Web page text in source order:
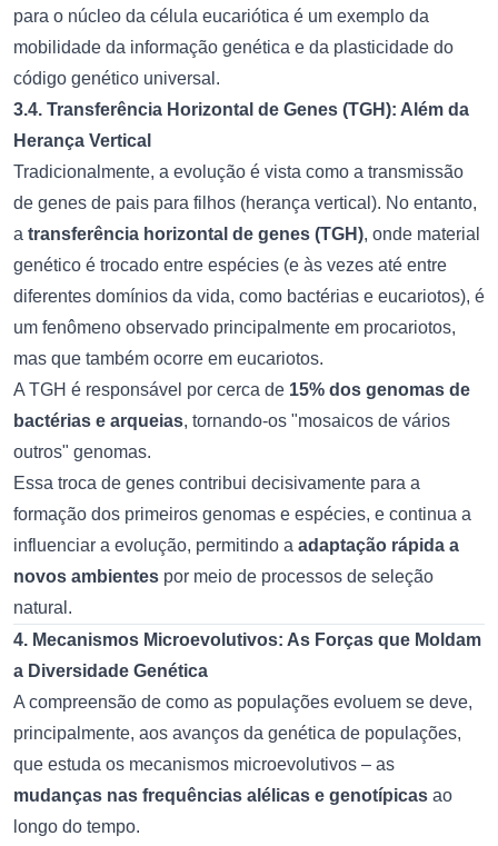
para o núcleo da célula eucariótica é um exemplo da
mobilidade da informação genética e da plasticidade do
código genético universal.
3.4. Transferência Horizontal de Genes (TGH): Além da
Herança Vertical
Tradicionalmente, a evolução é vista como a transmissão
de genes de pais para filhos (herança vertical). No entanto,
a transferência horizontal de genes (TGH), onde material
genético é trocado entre espécies (e às vezes até entre
diferentes domínios da vida, como bactérias e eucariotos), é
um fenômeno observado principalmente em procariotos,
mas que também ocorre em eucariotos.
A TGH é responsável por cerca de 15% dos genomas de
bactérias e arqueias, tornando-os "mosaicos de vários
outros" genomas.
Essa troca de genes contribui decisivamente para a
formação dos primeiros genomas e espécies, e continua a
influenciar a evolução, permitindo a adaptação rápida a
novos ambientes por meio de processos de seleção
natural.
4. Mecanismos Microevolutivos: As Forças que Moldam
a Diversidade Genética
A compreensão de como as populações evoluem se deve,
principalmente, aos avanços da genética de populações,
que estuda os mecanismos microevolutivos – as
mudanças nas frequências alélicas e genotípicas ao
longo do tempo.